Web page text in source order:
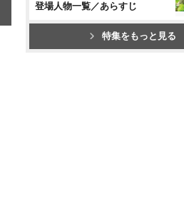
登場人物一覧／あらすじ
特集をもっと見る